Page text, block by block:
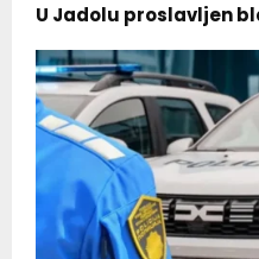
U Jadolu proslavljen